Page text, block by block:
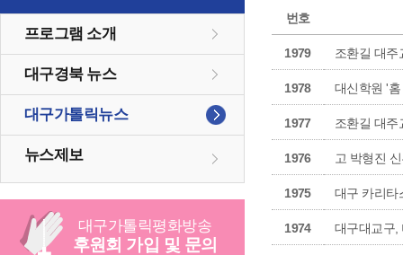
프로그램 소개
대구경북 뉴스
대구가톨릭뉴스
뉴스제보
대구가톨릭평화방송
후원회 가입 및 문의
번호
1979 조환길 대주
1978 대신학원 '
1977 조환길 대주
1976 고 박형진
1975 대구 카리타
1974 대구대교구,